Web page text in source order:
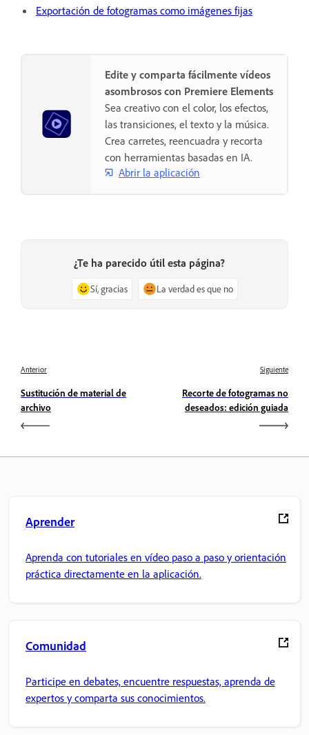
Exportación de fotogramas como imágenes fijas
Edite y comparta fácilmente vídeos
asombrosos con Premiere Elements
Sea creativo con el color, los efectos,
las transiciones, el texto y la música.
Crea carretes, reencuadra y recorta
con herramientas basadas en IA.
Abrir la aplicación
¿Te ha parecido útil esta página?
Sí, gracias La verdad es que no
Anterior
Sustitución de material de
archivo
Siguiente
Recorte de fotogramas no
deseados: edición guiada
Aprender
Aprenda con tutoriales en vídeo paso a paso y orientación
práctica directamente en la aplicación.
Comunidad
Participe en debates, encuentre respuestas, aprenda de
expertos y comparta sus conocimientos.